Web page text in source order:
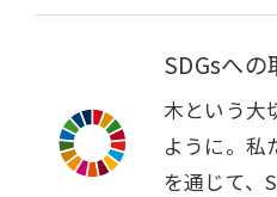
SDGsへの
木という大
ように。私
を通じて、